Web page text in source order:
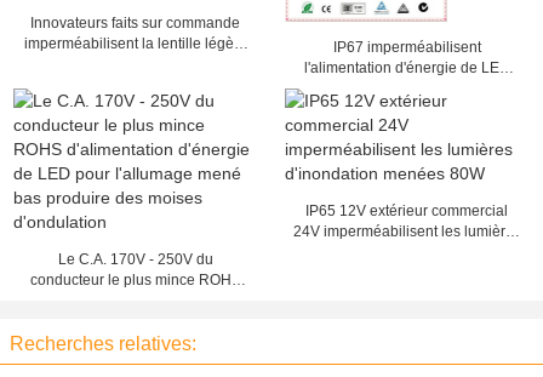
Innovateurs faits sur commande
imperméabilisent la lentille légère
IP67 imperméabilisent
l'alimentation d'énergie de LED
réverbères, classée 152 x 68 x
38mm
Le C.A. 170V - 250V du
conducteur le plus mince ROHS
des moises d'ondulation
IP65 12V extérieur commercial
24V imperméabilisent les lumières
Recherches relatives: